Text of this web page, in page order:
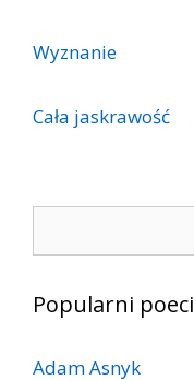
Wyznanie
Cała jaskrawość
Popularni poeci
Adam Asnyk